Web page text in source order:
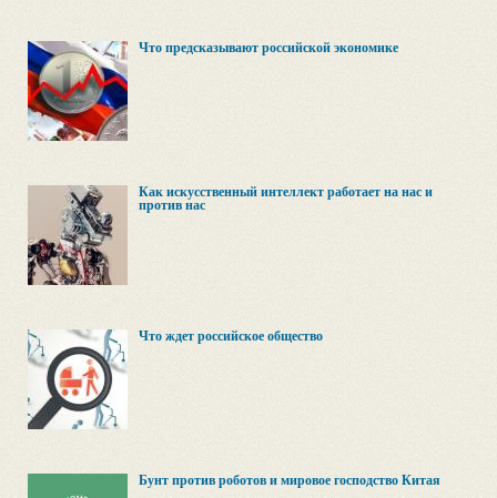
Что предсказывают российской экономике
Как искусственный интеллект работает на нас и
против нас
Что ждет российское общество
Бунт против роботов и мировое господство Китая